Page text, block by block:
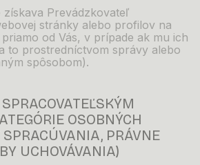
získava Prevádzkovateľ
stránky alebo profilov na
od Vás, v prípade ak mu ich
to prostredníctvom správy alebo
spôsobom).
SPRACOVATEĽSKÝM
OSOBNÝCH
SPRACÚVANIA, PRÁVNE
UCHOVÁVANIA)